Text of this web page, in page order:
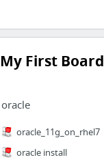
My First Board
oracle
oracle_11g_on_rhel7
oracle install